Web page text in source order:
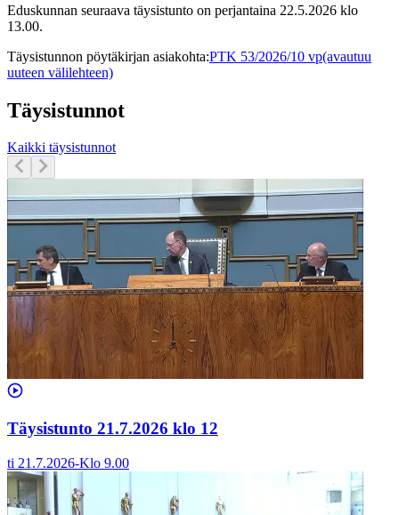
Eduskunnan seuraava täysistunto on perjantaina 22.5.2026 klo
13.00.
Täysistunnon pöytäkirjan asiakohta:PTK 53/2026/10 vp(avautuu
uuteen välilehteen)
Täysistunnot
Kaikki täysistunnot
Täysistunto 21.7.2026 klo 12
ti 21.7.2026-Klo 9.00